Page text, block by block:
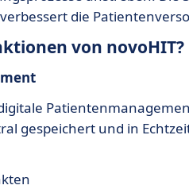
die
von novoHIT?
gespeichert und in